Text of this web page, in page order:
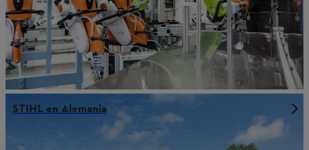
STIHL en Alemania